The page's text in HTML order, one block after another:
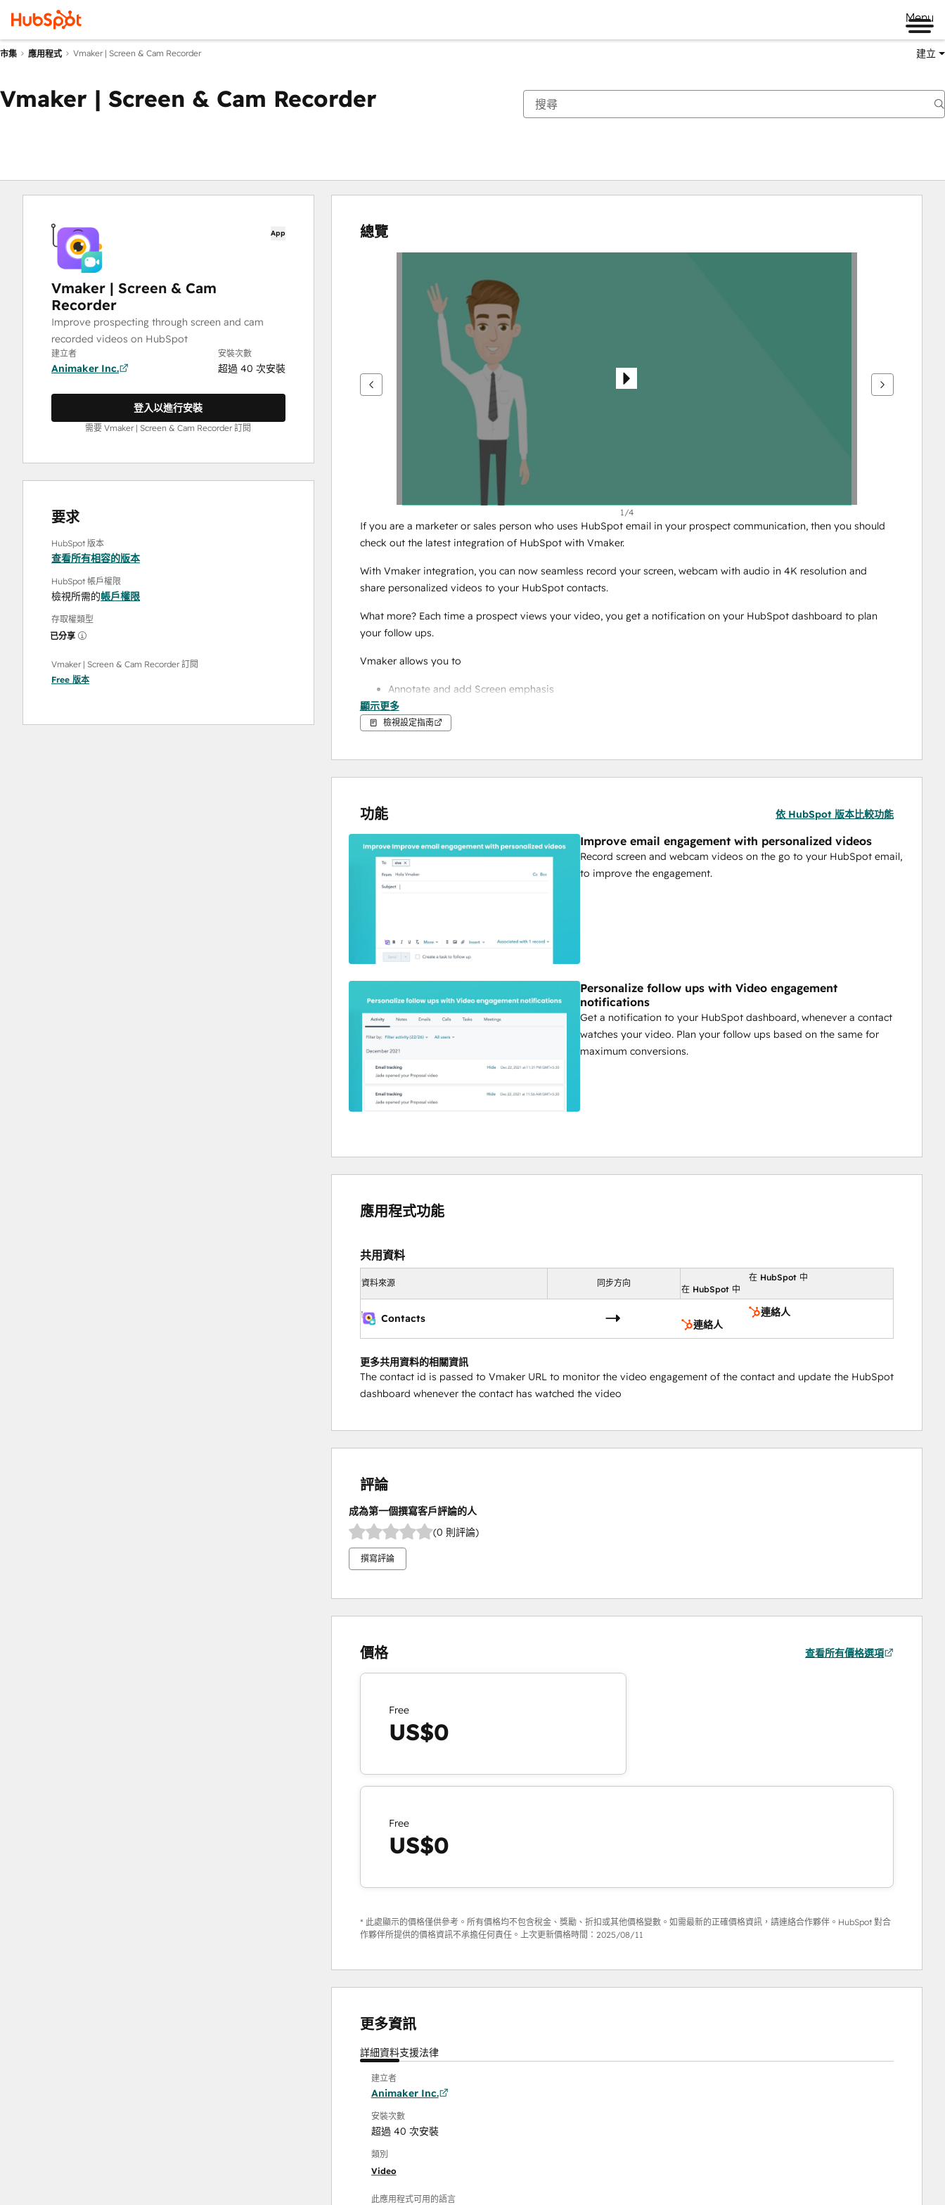
Menu
市集 應用程式 Vmaker | Screen & Cam Recorder 建立
Vmaker | Screen & Cam Recorder
App
Vmaker | Screen & Cam
Recorder
Improve prospecting through screen and cam
recorded videos on HubSpot
建立者
Animaker Inc.
安裝次數
超過 40 次安裝
登入以進行安裝
需要 Vmaker | Screen & Cam Recorder 訂閱
要求
HubSpot 版本
查看所有相容的版本
HubSpot 帳戶權限
檢視所需的帳戶權限
存取權類型
已分享
Vmaker | Screen & Cam Recorder 訂閱
Free 版本
總覽
其
他
1/4
If you are a marketer or sales person who uses HubSpot email in your prospect communication, then you should
check out the latest integration of HubSpot with Vmaker.
With Vmaker integration, you can now seamless record your screen, webcam with audio in 4K resolution and
share personalized videos to your HubSpot contacts.
What more? Each time a prospect views your video, you get a notification on your HubSpot dashboard to plan
your follow ups.
Vmaker allows you to
Annotate and add Screen emphasis
Record videos in 4K
Have custom player page with your own logo
顯示更多
檢視設定指南
功能 依 HubSpot 版本比較功能
Improve email engagement with personalized videos
Record screen and webcam videos on the go to your HubSpot email,
to improve the engagement.
Personalize follow ups with Video engagement
notifications
Get a notification to your HubSpot dashboard, whenever a contact
watches your video. Plan your follow ups based on the same for
maximum conversions.
應用程式功能
共用資料
資料來源 同步方向
在 HubSpot 中
在 HubSpot 中
Contacts
連絡人
連絡人
更多共用資料的相關資訊
The contact id is passed to Vmaker URL to monitor the video engagement of the contact and update the HubSpot
dashboard whenever the contact has watched the video
評論
成為第一個撰寫客戶評論的人
(0 則評論)
撰寫評論
價格 查看所有價格選項
Free
US$0
Free
US$0
* 此處顯示的價格僅供參考。所有價格均不包含稅金、獎勵、折扣或其他價格變數。如需最新的正確價格資訊，請連絡合作夥伴。HubSpot 對合
作夥伴所提供的價格資訊不承擔任何責任。上次更新價格時間： 2025/08/11
更多資訊
詳細資料支援法律
建立者
Animaker Inc.
安裝次數
超過 40 次安裝
類別
Video
此應用程式可用的語言